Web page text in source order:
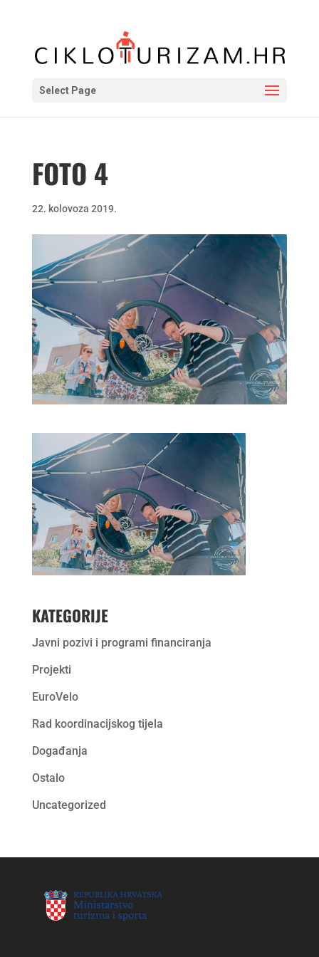
Select Page
FOTO 4
22. kolovoza 2019.
KATEGORIJE
Javni pozivi i programi financiranja
Projekti
EuroVelo
Rad koordinacijskog tijela
Događanja
Ostalo
Uncategorized